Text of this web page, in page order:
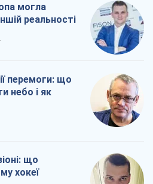
могла
реальності
перемоги: що
небо і як
що
хокеї